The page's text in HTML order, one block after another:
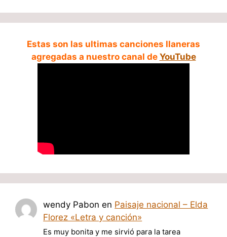
Estas son las ultimas canciones llaneras
agregadas a nuestro canal de YouTube
wendy Pabon en Paisaje nacional – Elda
Florez «Letra y canción»
Es muy bonita y me sirvió para la tarea